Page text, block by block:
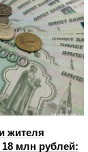
жителя
млн рублей: